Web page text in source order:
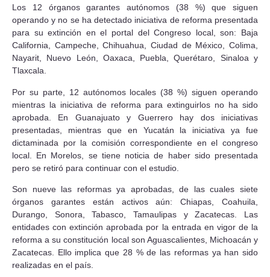
Los 12 órganos garantes autónomos (38 %) que siguen
operando y no se ha detectado iniciativa de reforma presentada
para su extinción en el portal del Congreso local, son: Baja
California, Campeche, Chihuahua, Ciudad de México, Colima,
Nayarit, Nuevo León, Oaxaca, Puebla, Querétaro, Sinaloa y
Tlaxcala.
Por su parte, 12 autónomos locales (38 %) siguen operando
mientras la iniciativa de reforma para extinguirlos no ha sido
aprobada. En Guanajuato y Guerrero hay dos iniciativas
presentadas, mientras que en Yucatán la iniciativa ya fue
dictaminada por la comisión correspondiente en el congreso
local. En Morelos, se tiene noticia de haber sido presentada
pero se retiró para continuar con el estudio.
Son nueve las reformas ya aprobadas, de las cuales siete
órganos garantes están activos aún: Chiapas, Coahuila,
Durango, Sonora, Tabasco, Tamaulipas y Zacatecas. Las
entidades con extinción aprobada por la entrada en vigor de la
reforma a su constitución local son Aguascalientes, Michoacán y
Zacatecas. Ello implica que 28 % de las reformas ya han sido
realizadas en el país.